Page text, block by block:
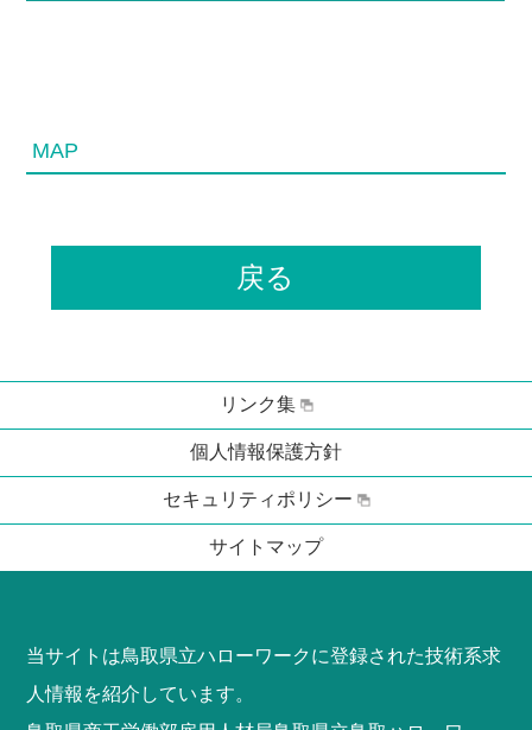
MAP
戻る
リンク集
個人情報保護方針
セキュリティポリシー
サイトマップ
当サイトは鳥取県立ハローワークに登録された技術系求
人情報を紹介しています。